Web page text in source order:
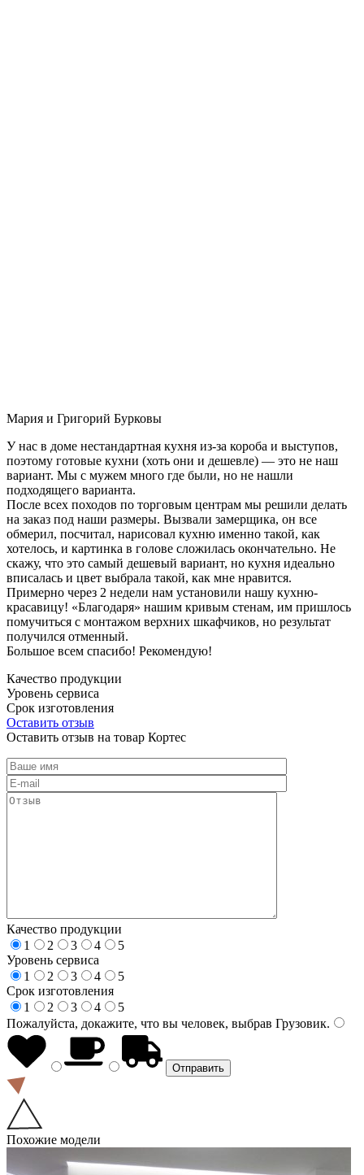
Мария и Григорий Бурковы
У нас в доме нестандартная кухня из-за короба и выступов,
поэтому готовые кухни (хоть они и дешевле) — это не наш
вариант. Мы с мужем много где были, но не нашли
подходящего варианта.
После всех походов по торговым центрам мы решили делать
на заказ под наши размеры. Вызвали замерщика, он все
обмерил, посчитал, нарисовал кухню именно такой, как
хотелось, и картинка в голове сложилась окончательно. Не
скажу, что это самый дешевый вариант, но кухня идеально
вписалась и цвет выбрала такой, как мне нравится.
Примерно через 2 недели нам установили нашу кухню-
красавицу! «Благодаря» нашим кривым стенам, им пришлось
помучиться с монтажом верхних шкафчиков, но результат
получился отменный.
Большое всем спасибо! Рекомендую!
Качество продукции
Уровень сервиса
Срок изготовления
Оставить отзыв
Оставить отзыв на товар Кортес
Качество продукции
1
2 3 4
5
Уровень сервиса
1
2 3 4
5
Срок изготовления
1
2 3 4
5
Пожалуйста, докажите, что вы человек, выбрав Грузовик.
Похожие модели